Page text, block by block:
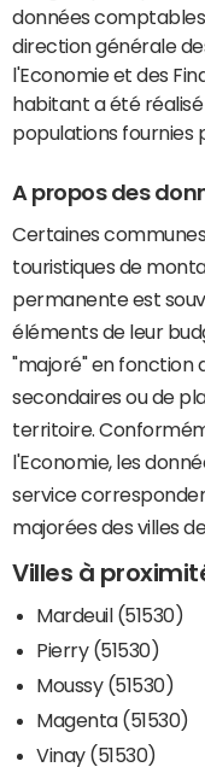
données
direction générale
l'Economie et des
habitant a été
populations fournies
A propos des
Certaines
touristiques de
permanente est
éléments de leur
"majoré" en fonction
secondaires ou de
territoire.
l'Economie, les
service
majorées des villes
Villes à
Mardeuil (51530)
Pierry (51530)
Moussy (51530)
Magenta (51530)
Vinay (51530)